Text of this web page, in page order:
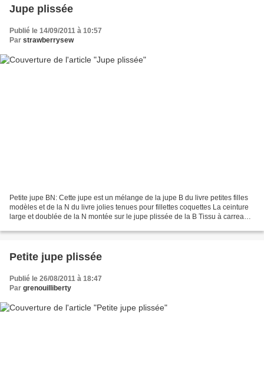
Jupe plissée
Publié le 14/09/2011 à 10:57
Par strawberrysew
Petite jupe BN: Cette jupe est un mélange de la jupe B du livre petites filles
modèles et de la N du livre jolies tenues pour fillettes coquettes La ceinture
large et doublée de la N montée sur le jupe plissée de la B Tissu à carreaux
Petite jupe plissée
Publié le 26/08/2011 à 18:47
Par grenouilliberty